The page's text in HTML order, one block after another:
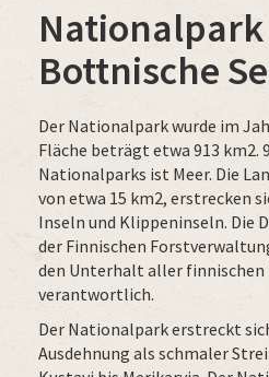
Nationalpark
Bottnische
Der Nationalpark wurde im
Fläche beträgt etwa 913 km2.
Nationalparks ist Meer. Die
von etwa 15 km2, erstrecken
Inseln und Klippeninseln. Die
der Finnischen
den Unterhalt aller
verantwortlich.
Der Nationalpark erstreckt
Ausdehnung als schmaler